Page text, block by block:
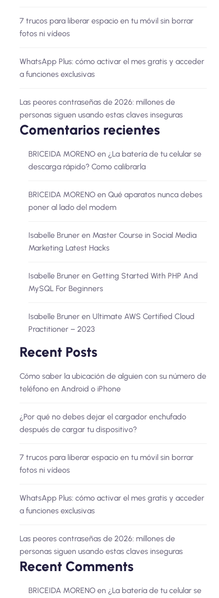
7 trucos para liberar espacio en tu móvil sin borrar
fotos ni vídeos
WhatsApp Plus: cómo activar el mes gratis y acceder
a funciones exclusivas
Las peores contraseñas de 2026: millones de
personas siguen usando estas claves inseguras
Comentarios recientes
BRICEIDA MORENO en ¿La batería de tu celular se
descarga rápido? Como calibrarla
BRICEIDA MORENO en Qué aparatos nunca debes
poner al lado del modem
Isabelle Bruner en Master Course in Social Media
Marketing Latest Hacks
Isabelle Bruner en Getting Started With PHP And
MySQL For Beginners
Isabelle Bruner en Ultimate AWS Certified Cloud
Practitioner – 2023
Recent Posts
Cómo saber la ubicación de alguien con su número de
teléfono en Android o iPhone
¿Por qué no debes dejar el cargador enchufado
después de cargar tu dispositivo?
7 trucos para liberar espacio en tu móvil sin borrar
fotos ni vídeos
WhatsApp Plus: cómo activar el mes gratis y acceder
a funciones exclusivas
Las peores contraseñas de 2026: millones de
personas siguen usando estas claves inseguras
Recent Comments
BRICEIDA MORENO en ¿La batería de tu celular se